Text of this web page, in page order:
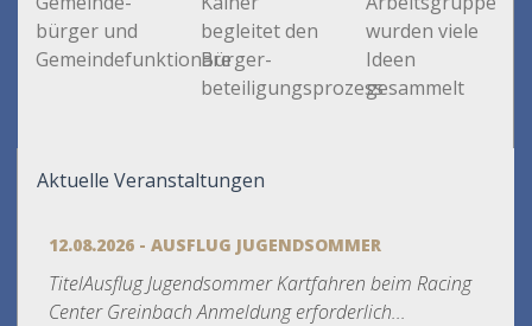
bürger und
Gemeindefunktionäre
begleitet den
Bürger-
beteiligungsprozess
wurden viele
Ideen
gesammelt
Aktuelle Veranstaltungen
12.08.2026 - AUSFLUG JUGENDSOMMER
TitelAusflug Jugendsommer Kartfahren beim Racing
Center Greinbach Anmeldung erforderlich...